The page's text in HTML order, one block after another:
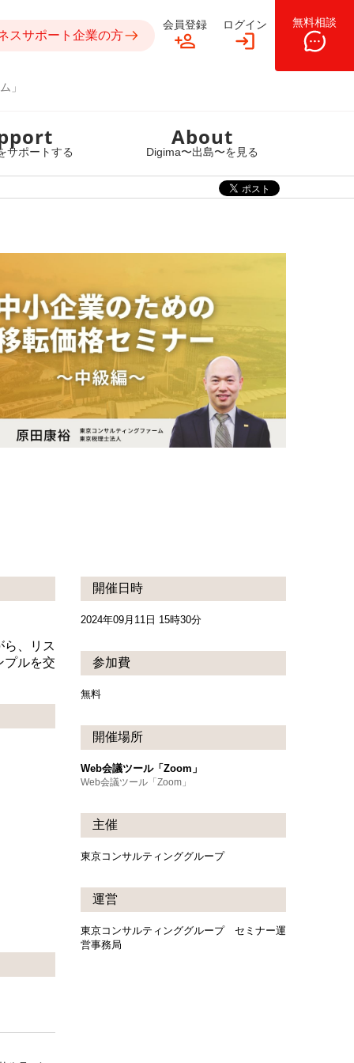
」
スサポート企業の方
会員登録 ログイン 無料相談
サポートする
About
Digima〜出島〜を見る
ら、リス
プルを交
開催日時
2024年09月11日 15時30分
参加費
無料
開催場所
Web会議ツール「Zoom」
Web会議ツール「Zoom」
主催
東京コンサルティンググループ
運営
東京コンサルティンググループ セミナー運
営事務局